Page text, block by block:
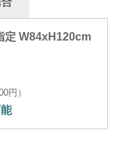
定 W84xH120cm
円）